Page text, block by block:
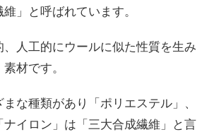
」と呼ばれています。
人工的にウールに似た性質を生み
材です。
な種類があり「ポリエステル」、
ナイロン」は「三大合成繊維」と言